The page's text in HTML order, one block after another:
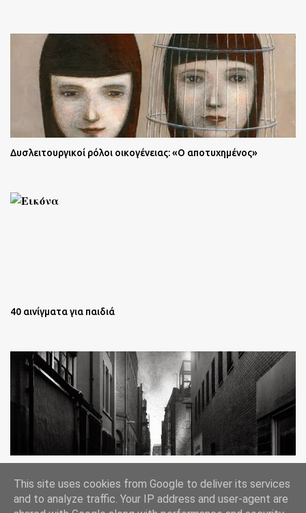
Δυσλειτουργικοί ρόλοι οικογένειας: «Ο αποτυχημένος»
40 αινίγματα για παιδιά
Lee Jeffries
This site uses cookies from Google to deliver its services
and to analyze traffic. Your IP address and user-agent are